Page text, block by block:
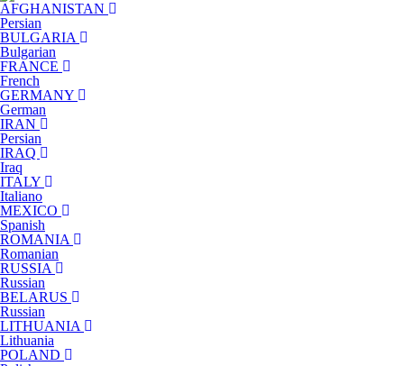
AFGHANISTAN
Persian
BULGARIA
Bulgarian
FRANCE
French
GERMANY
German
IRAN
Persian
IRAQ
Iraq
ITALY
Italiano
MEXICO
Spanish
ROMANIA
Romanian
RUSSIA
Russian
BELARUS
Russian
LITHUANIA
Lithuania
POLAND